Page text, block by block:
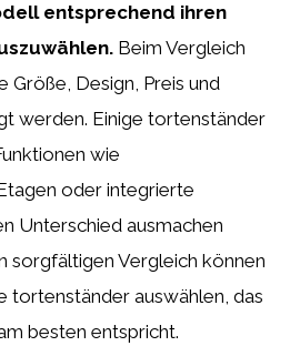
entsprechend ihren
Beim Vergleich
Größe, Design, Preis und
werden. Einige tortenständer
wie
oder integrierte
Unterschied ausmachen
sorgfältigen Vergleich können
tortenständer auswählen, das
besten entspricht.